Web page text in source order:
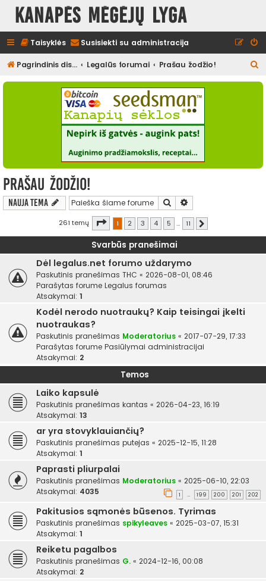
Kanapės mėgėjų lyga
Taisyklės Susisiekti su administracija
Pagrindinis diskusijų puslapis Legalūs forumai Prašau žodžio!
e
Prašau žodžio!
Nauja tema Ieškoti
261 temų Puslapis iš
1 2 3 4 5 … 11
Svarbūs pranešimai
Dėl legalus.net forumo uždarymo
Paskutinis pranešimas THC « 2026-08-01, 08:46
Parašytas forume Legalus forumas
Atsakymai: 1
Kodėl nerodo nuotraukų? Kaip teisingai įkelti
nuotraukas?
Paskutinis pranešimas Moderatorius « 2017-07-29, 17:33
Parašytas forume Pasiūlymai administracijai
Atsakymai: 2
Temos
Laiko kapsulė
Paskutinis pranešimas kantas « 2026-04-23, 16:19
Atsakymai: 13
ar yra stovyklauiančių?
Paskutinis pranešimas putejas « 2025-12-15, 11:28
Atsakymai: 1
Paprasti pliurpalai
Paskutinis pranešimas Moderatorius « 2025-06-10, 22:03
Atsakymai: 4035 1 … 199 200 201 202
Pakitusios sąmonės būsenos. Tyrimas
Paskutinis pranešimas spikyleaves « 2025-03-07, 15:31
Atsakymai: 1
Reiketu pagalbos
Paskutinis pranešimas G. « 2024-12-16, 00:08
Atsakymai: 2